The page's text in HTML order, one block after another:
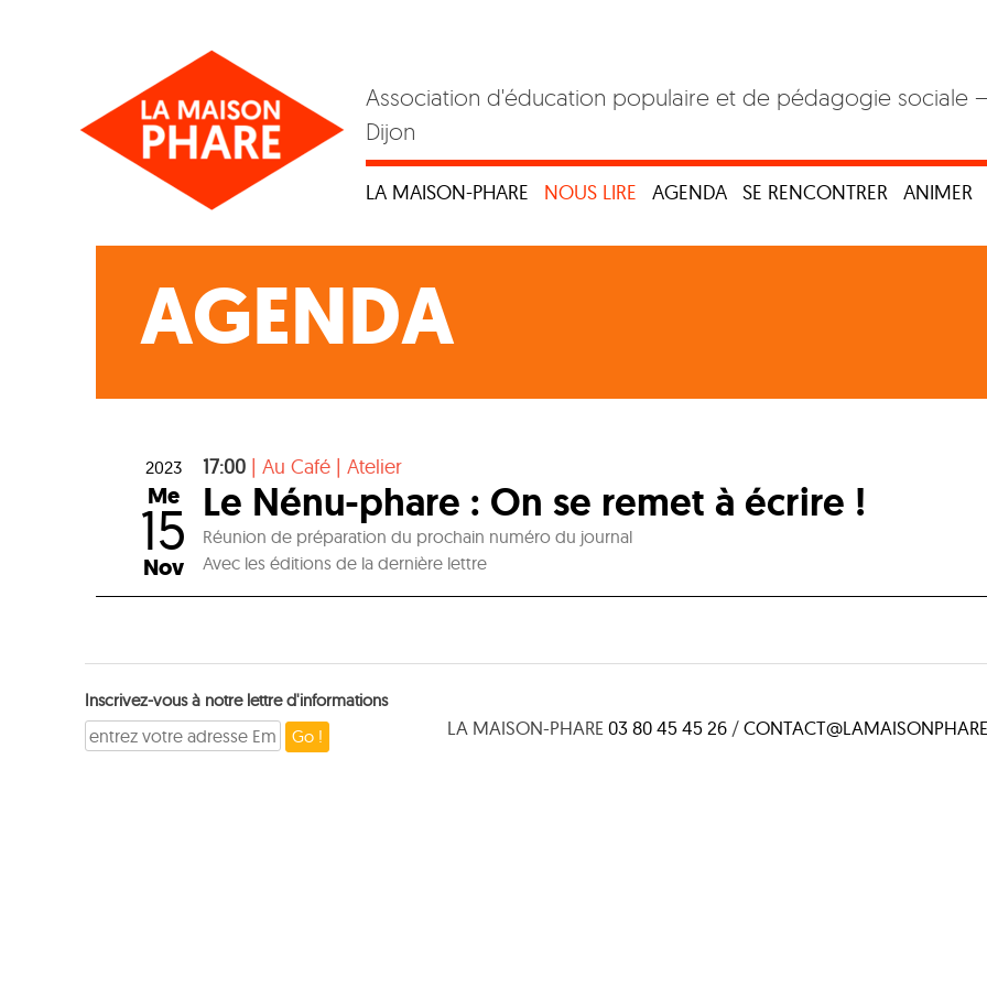
Association d'éducation populaire et de pédagogie sociale
Dijon
LA MAISON-PHARE NOUS LIRE AGENDA SE RENCONTRER ANIMER
AGENDA
2023
Me
15
Nov
17:00 | Au Café | Atelier
Le Nénu-phare : On se remet à écrire !
Réunion de préparation du prochain numéro du journal
Avec les éditions de la dernière lettre
Inscrivez-vous à notre lettre d'informations
LA MAISON-PHARE03 80 45 45 26 /